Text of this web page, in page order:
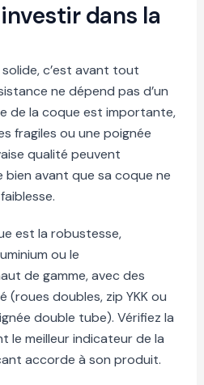
dans la
c’est avant tout
ne dépend pas d’un
de la coque est importante,
fragiles ou une poignée
qualité peuvent
bien avant que sa coque ne
est la robustesse,
ou le
de gamme, avec des
doubles, zip YKK ou
double tube). Vérifiez la
le meilleur indicateur de la
accorde à son produit.